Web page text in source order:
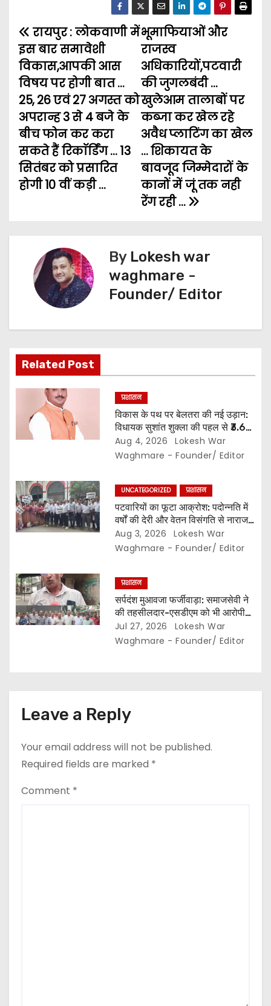
e
b
o
o
k
t
t
e
r
i
l
a
t
A
p
p
s
s
e
n
g
e
r
l
e
g
r
a
m
a
r
P
o
s
t
n
a
v
g
n
भूमाफियाओं और
राजस्व
अधिकारियों,पटवारी
की जुगलबंदी …
खुलेआम तालाबों पर
कब्जा कर खेल रहे
अवैध प्लाटिंग का खेल
… शिकायत के
बावजूद जिम्मेदारों के
कानों में जूं तक नही
रेंग रही …
रायपुर : लोकवाणी में
इस बार समावेशी
विकास,आपकी आस
विषय पर होगी बात …
25, 26 एवं 27 अगस्त को
अपरान्ह 3 से 4 बजे के
बीच फोन कर करा
सकते हैं रिकाॅर्डिंग … 13
सितंबर को प्रसारित
होगी 10 वीं कड़ी …
By Lokesh war
waghmare -
Founder/ Editor
Related Post
प्रशासन
विकास के पथ पर बेलतरा की नई उड़ान:
विधायक सुशांत शुक्ला की पहल से ₹3.61
करोड़ के विकास कार्यों की मिली सौगात…
10 गांवों में बनेंगे सामुदायिक भवन,, 11
Aug 4, 2026
Lokesh War
Waghmare - Founder/ Editor
UNCATEGORIZED प्रशासन
पटवारियों का फूटा आक्रोश: पदोन्नति में
वर्षों की देरी और वेतन विसंगति से नाराज,,
संघ ने कलेक्टर से की तत्काल कार्रवाई की
मांग…
Aug 3, 2026
Lokesh War
Waghmare - Founder/ Editor
प्रशासन
सर्पदंश मुआवजा फर्जीवाड़ा: समाजसेवी ने
की तहसीलदार-एसडीएम को भी आरोपी
बनाने की मांग… इधर लिपिकों की गिरफ्तारी
से नाराज राजस्व लिपिक संघ ने खोला
Jul 27, 2026
Lokesh War
Waghmare - Founder/ Editor
Leave a Reply
Your email address will not be published.
Required fields are marked *
Comment *